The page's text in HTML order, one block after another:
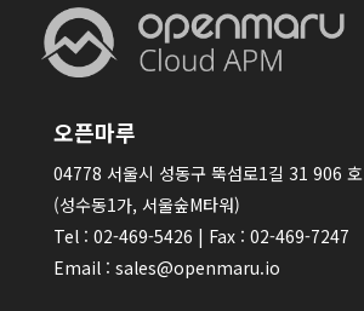
오픈마루
04778 서울시 성동구 뚝섬로1길 31 906 호
(성수동1가, 서울숲M타워)
Tel : 02-469-5426 | Fax : 02-469-7247
Email : sales@openmaru.io